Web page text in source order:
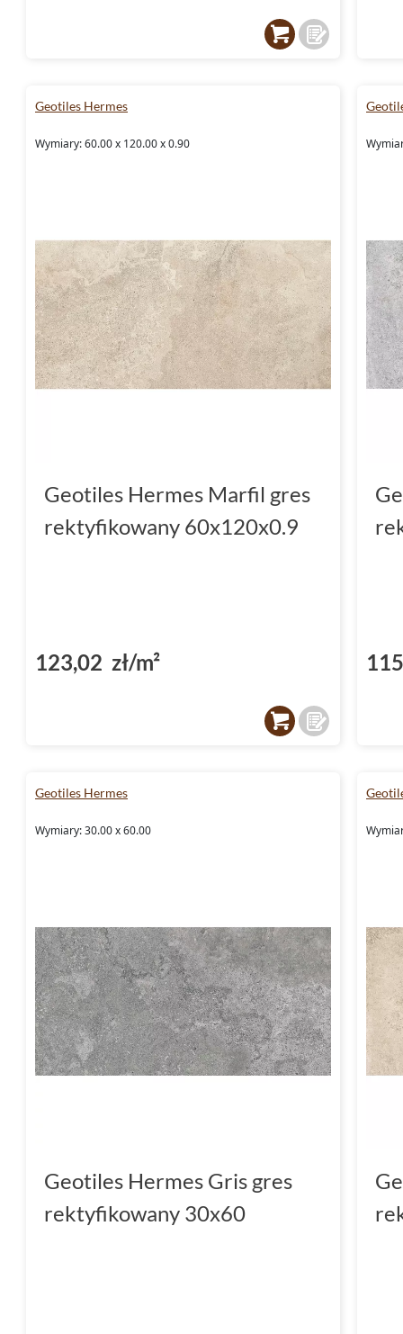
Geotiles Hermes
Wymiary: 60.00 x 120.00 x 0.90
Geotiles Hermes Marfil gres
rektyfikowany 60x120x0.9
123,02 zł/m²
Geotiles Hermes
Wymiary: 30.00 x 60.00
Geotiles Hermes Gris gres
rektyfikowany 30x60